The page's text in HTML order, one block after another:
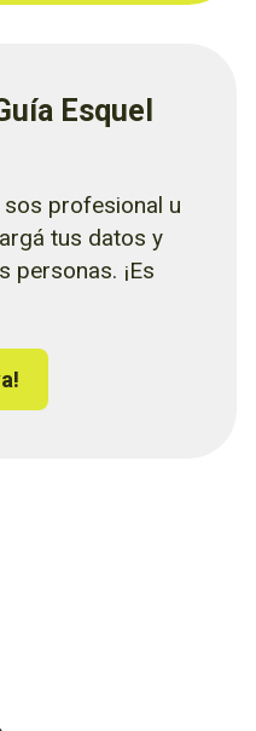
Esquel
profesional u
tus datos y
personas. ¡Es